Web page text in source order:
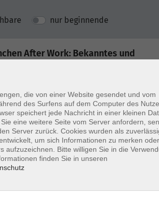
nur beginnende
After Work: Bekanntes und
wir mal drüber... eine Stadtführung
Spuren bekannter Redewendungen
Isarvorstadt. Spaziergang mit
der Synagoge
die von einer Website gesendet und vom
des Surfens auf dem Computer des
speichert jede Nachricht in einer kleinen
eine weitere Seite vom Server anfordern,
Server zurück. Cookies wurden als
um sich Informationen zu merken
aufzuzeichnen. Bitte willigen Sie in die
finden Sie in unseren